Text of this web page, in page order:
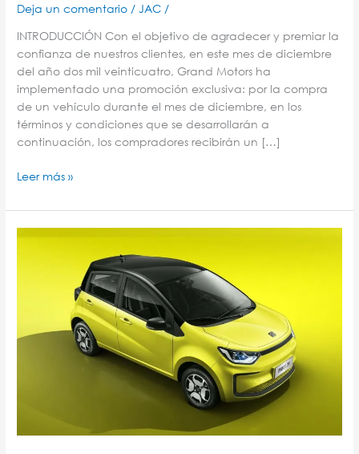
Deja un comentario /JAC /
INTRODUCCIÓN Con el objetivo de agradecer y premiar la
confianza de nuestros clientes, en este mes de diciembre
del año dos mil veinticuatro, Grand Motors ha
implementado una promoción exclusiva: por la compra
de un vehículo durante el mes de diciembre, en los
términos y condiciones que se desarrollarán a
continuación, los compradores recibirán un […]
Leer más »
México.